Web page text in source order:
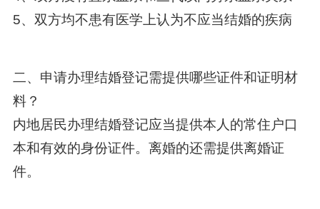
5、双方均不患有医学上认为不应当结婚的疾病
二、申请办理结婚登记需提供哪些证件和证明材
料？
内地居民办理结婚登记应当提供本人的常住户口
本和有效的身份证件。离婚的还需提供离婚证
件。